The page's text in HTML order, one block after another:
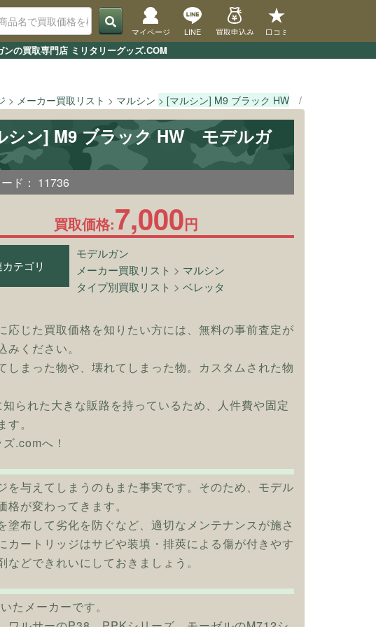
の買取専門店 ミリタリーグッズ.COM
マイページ LINE 買取申込み 口コミ
メーカー買取リスト マルシン [マルシン] M9 ブラック HW
シン] M9 ブラック HW モデルガ
ド： 11736
買取価格:7,000円
テゴリ
モデルガン
メーカー買取リスト > マルシン
タイプ別買取リスト >ベレッタ
じた買取価格を知りたい方には、無料の事前査定が
ください。
まった物や、壊れてしまった物。カスタムされた物
られた大きな販路を持っているため、人件費や固定
。
.comへ！
与えてしまうのもまた事実です。そのため、モデル
が変わってきます。
布して劣化を防ぐなど、適切なメンテナンスが施さ
ートリッジはサビや装填・排莢による傷が付きやす
どできれいにしておきましょう。
たメーカーです。